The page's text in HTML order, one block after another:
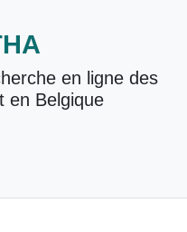
en ligne des
en Belgique